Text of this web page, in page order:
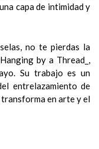
capa de intimidad y
no te pierdas la
by a Thread_,
Su trabajo es un
entrelazamiento de
transforma en arte y el